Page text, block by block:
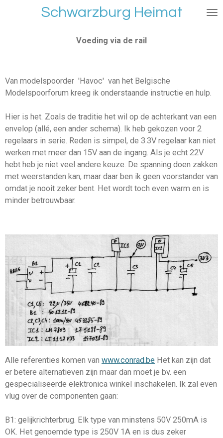
Schwarzburg Heimat
Voeding via de rail
Van modelspoorder 'Havoc' van het Belgische
Modelspoorforum kreeg ik onderstaande instructie en hulp.
Hier is het. Zoals de traditie het wil op de achterkant van een
envelop (allé, een ander schema). Ik heb gekozen voor 2
regelaars in serie. Reden is simpel, de 3.3V regelaar kan niet
werken met meer dan 15V aan de ingang. Als je echt 22V
hebt heb je niet veel andere keuze. De spanning doen zakken
met weerstanden kan, maar daar ben ik geen voorstander van
omdat je nooit zeker bent. Het wordt toch even warm en is
minder betrouwbaar.
Alle referenties komen van www.conrad.be Het kan zijn dat
er betere alternatieven zijn maar dan moet je bv. een
gespecialiseerde elektronica winkel inschakelen. Ik zal even
vlug over de componenten gaan:
B1: gelijkrichterbrug. Elk type van minstens 50V 250mA is
OK. Het genoemde type is 250V 1A en is dus zeker